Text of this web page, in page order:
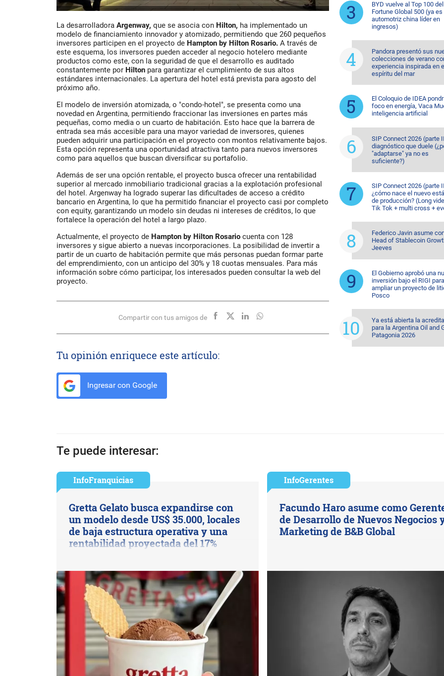
La desarrolladora Argenway, que se asocia con Hilton, ha implementado un
modelo de financiamiento innovador y atomizado, permitiendo que 260 pequeños
inversores participen en el proyecto de Hampton by Hilton Rosario. A través de
este esquema, los inversores pueden acceder al negocio hotelero mediante
productos como este, con la seguridad de que el desarrollo es auditado
constantemente por Hilton para garantizar el cumplimiento de sus altos
estándares internacionales. La apertura del hotel está prevista para agosto del
próximo año.
El modelo de inversión atomizada, o "condo-hotel", se presenta como una
novedad en Argentina, permitiendo fraccionar las inversiones en partes más
pequeñas, como media o un cuarto de habitación. Esto hace que la barrera de
entrada sea más accesible para una mayor variedad de inversores, quienes
pueden adquirir una participación en el proyecto con montos relativamente bajos.
Esta opción representa una oportunidad atractiva tanto para nuevos inversores
como para aquellos que buscan diversificar su portafolio.
Además de ser una opción rentable, el proyecto busca ofrecer una rentabilidad
superior al mercado inmobiliario tradicional gracias a la explotación profesional
del hotel. Argenway ha logrado superar las dificultades de acceso a crédito
bancario en Argentina, lo que ha permitido financiar el proyecto casi por completo
con equity, garantizando un modelo sin deudas ni intereses de créditos, lo que
fortalece la operación del hotel a largo plazo.
Actualmente, el proyecto de Hampton by Hilton Rosario cuenta con 128
inversores y sigue abierto a nuevas incorporaciones. La posibilidad de invertir a
partir de un cuarto de habitación permite que más personas puedan formar parte
del emprendimiento, con un anticipo del 30% y 18 cuotas mensuales. Para más
información sobre cómo participar, los interesados pueden consultar la web del
proyecto.
Compartir con tus amigos de
Tu opinión enriquece este artículo:
Ingresar con Google
BYD vuelve al Top 100 del
Fortune Global 500 (ya es
automotriz china líder en
ingresos)
Pandora presentó sus
colecciones de verano
experiencia inspirada en
espíritu del mar
El Coloquio de IDEA
foco en energía, Vaca
inteligencia artificial
SIP Connect 2026 (parte
diagnóstico que duele
"adaptarse" ya no es
suficiente?)
SIP Connect 2026 (parte
¿cómo nace el nuevo
de producción? (Long
Tik Tok + multi cross +
Federico Javin asume
Head of Stablecoin
Jeeves
El Gobierno aprobó una
inversión bajo el RIGI para
ampliar un proyecto de
Posco
Ya está abierta la
para la Argentina Oil and
Patagonia 2026
Te puede interesar:
InfoFranquicias
Gretta Gelato busca expandirse con
un modelo desde US$ 35.000, locales
de baja estructura operativa y una
rentabilidad proyectada del 17%
InfoGerentes
Facundo Haro asume como
de Desarrollo de Nuevos Negocios
Marketing de B&B Global